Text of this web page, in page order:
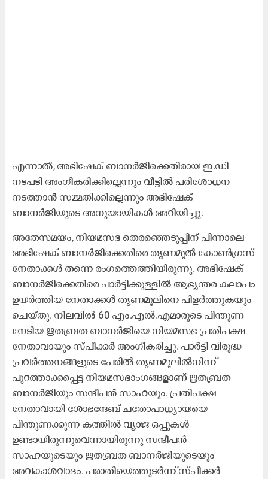
എന്നാൽ, അഭിഷേക് ബാനർജിക്കെതിരായ ഇ.ഡി
നടപടി അംഗീകരിക്കില്ലെന്നും വീട്ടിൽ പരിശോധന
നടത്താൻ സമ്മതിക്കില്ലെന്നും അഭിഷേക്
ബാനർജിയുടെ അനുയായികൾ അറിയിച്ചു.
അതേസമയം, നിയമസഭ തെരഞ്ഞെടുപ്പിന് പിന്നാലെ
അഭിഷേക് ബാനർജിക്കെതിരെ തൃണമൂൽ കോൺഗ്രസ്
നേതാക്കൾ തന്നെ രംഗത്തെത്തിയിരുന്നു. അഭിഷേക്
ബാനർജിക്കെതിരെ പാർട്ടിക്കുള്ളിൽ ആഭ്യന്തര കലാപം
ഉയർത്തിയ നേതാക്കൾ തൃണമൂലിനെ പിളർത്തുകയും
ചെയ്തു. നിലവിൽ 60 എം.എൽ.എമാരുടെ പിന്തുണ
നേടിയ ഋതബ്രത ബാനർജിയെ ​നിയമസഭ പ്രതിപക്ഷ
നേതാവായും സ്പീക്കർ അംഗീകരിച്ചു. പാർട്ടി വിരുദ്ധ
പ്രവർത്തനങ്ങളുടെ പേരിൽ തൃണമൂലിൽനിന്ന്
പുറത്താക്കപ്പെട്ട നിയമസഭാംഗങ്ങളാണ് ഋതബ്രത
ബാനർജിയും സന്ദീപൻ സാഹയും. പ്രതിപക്ഷ
നേതാവായി ശോഭന്ദേബ് ചതോപാധ്യായയെ
പിന്തുണക്കുന്ന കത്തിൽ വ്യാജ ഒപ്പുകൾ
ഉണ്ടായിരുന്നുവെന്നായിരുന്നു സന്ദീപൻ
സാഹയുടെയും ഋതബ്രത ബാനർജിയുടെയും
അവകാശവാദം. പരാതിയെത്തുടർന്ന് സ്പീക്കർ